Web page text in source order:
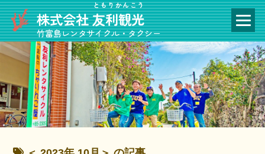
株式会社友利観光
ともりかんこう
竹富島レンタサイクル・タクシー